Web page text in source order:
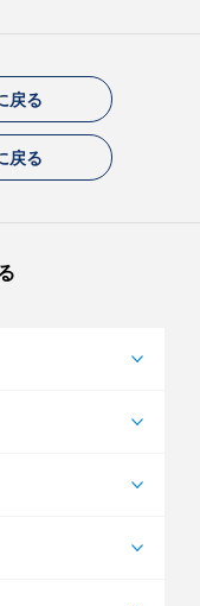
戻る
戻る